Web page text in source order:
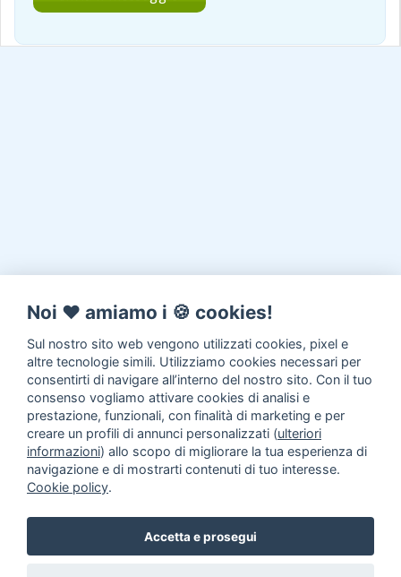
Noi ♥️ amiamo i 🍪 cookies!
Sul nostro sito web vengono utilizzati cookies, pixel e
altre tecnologie simili. Utilizziamo cookies necessari per
consentirti di navigare all’interno del nostro sito. Con il tuo
consenso vogliamo attivare cookies di analisi e
prestazione, funzionali, con finalità di marketing e per
creare un profili di annunci personalizzati (ulteriori
informazioni) allo scopo di migliorare la tua esperienza di
navigazione e di mostrarti contenuti di tuo interesse.
Cookie policy.
Accetta e prosegui